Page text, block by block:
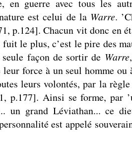
en guerre avec tous les
est celui de la Warre.
p.124]. Chacun vit donc en
fuit le plus, c’est le pire des
façon de sortir de Warre
force à un seul homme ou
leurs volontés, par la
p.177]. Ainsi se forme, par
un grand Léviathan... ce
est appelé